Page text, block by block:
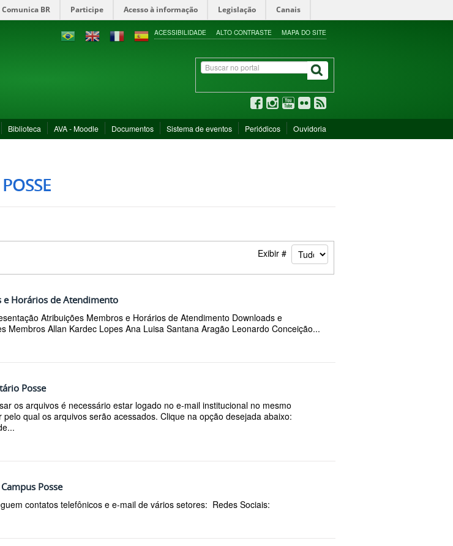
Comunica BR Participe Acesso à informação Legislação Canais
ACESSIBILIDADE ALTO CONTRASTE MAPA DO SITE
Biblioteca AVA - Moodle Documentos Sistema de eventos Periódicos Ouvidoria
Exibir #
e Horários de Atendimento
Atribuições Membros e Horários de Atendimento Downloads e
Membros Allan Kardec Lopes Ana Luisa Santana Aragão Leonardo Conceição...
Posse
os arquivos é necessário estar logado no e-mail institucional no mesmo
pelo qual os arquivos serão acessados. Clique na opção desejada abaixo:
Posse
contatos telefônicos e e-mail de vários setores: Redes Sociais: